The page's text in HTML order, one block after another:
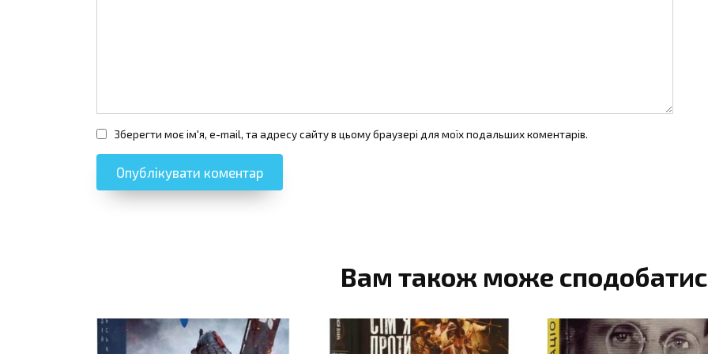
Зберегти моє ім'я, e-mail, та адресу сайту в цьому браузері для моїх подальших коментарів.
Вам також може